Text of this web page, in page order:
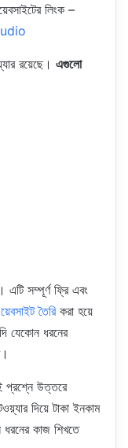
লিংক –
রয়েছে। এগুলো
এটি সম্পূর্ণ ফ্রি এবং
তৈরিকরা হয়ে
যেকোন ধরনের
প্রশ্নে উত্তরে
দিয়ে টাকা ইনকাম
কাজ শিখতে